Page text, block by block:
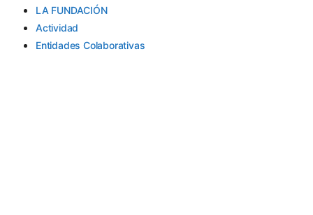
LA FUNDACIÓN
Actividad
Entidades Colaborativas